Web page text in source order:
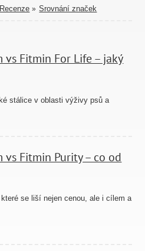
Recenze » Srovnání značek
Fitmin For Life – jaký
stálice v oblasti výživy psů a
Fitmin Purity – co od
se liší nejen cenou, ale i cílem a